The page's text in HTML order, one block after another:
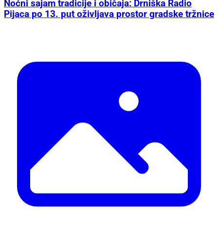
Noćni sajam tradicije i običaja: Drniška Radio
Pijaca po 13. put oživljava prostor gradske tržnice